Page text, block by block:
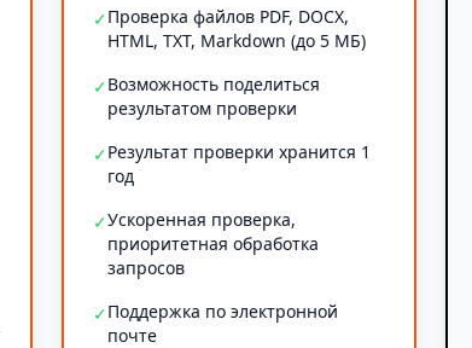
✓Проверка файлов PDF, DOCX,
HTML, TXT, Markdown (до 5 МБ)
✓Возможность поделиться
результатом проверки
✓Результат проверки хранится 1
год
✓Ускоренная проверка,
приоритетная обработка
запросов
✓Поддержка по электронной
почте